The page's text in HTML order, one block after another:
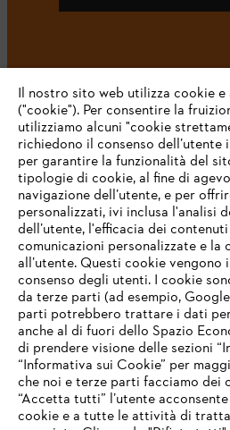
L’azienda
STIHL FAQ
Service
IHR BROWSER WIRD
UNTERSTÜTZT
Il nostro sito web utilizza cookie
("cookie"). Per consentire la
utilizziamo alcuni "cookie
richiedono il consenso dell’utente
per garantire la funzionalità del
tipologie di cookie, al fine di
navigazione dell’utente, e per
personalizzati, ivi inclusa l'analisi
dell’utente, l'efficacia dei
comunicazioni personalizzate e
all’utente. Questi cookie
consenso degli utenti. I cookie
da terze parti (ad esempio,
parti potrebbero trattare i dati
anche al di fuori dello Spazio
di prendere visione delle sezioni
“Informativa sui Cookie” per
che noi e terze parti facciamo dei
“Accetta tutti” l’utente
cookie e a tutte le attività di